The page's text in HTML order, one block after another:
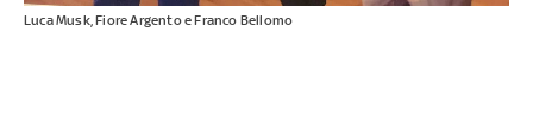
Luca Musk, Fiore Argento e Franco Bellomo